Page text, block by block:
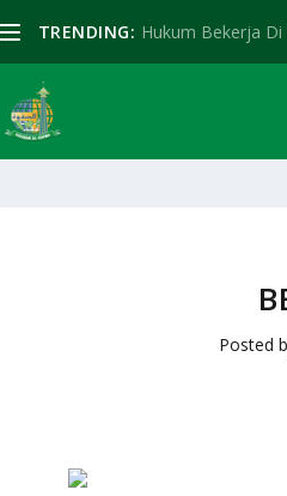
TRENDING: Hukum Bekerja Di
Posted